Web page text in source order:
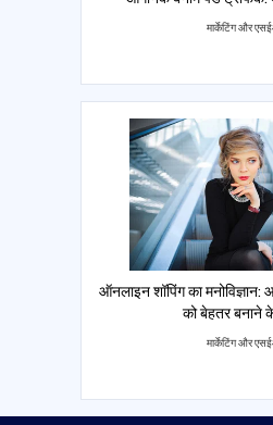
मार्केटिंग और
ऑनलाइन शॉपिंग का मनोविज्ञान:
को बेहतर बनाने
मार्केटिंग और